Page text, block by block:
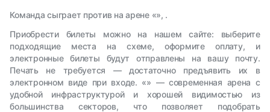
Команда сыграет против на арене «», .
Приобрести билеты можно на нашем сайте: выберите
подходящие места на схеме, оформите оплату, и
электронные билеты будут отправлены на вашу почту.
Печать не требуется — достаточно предъявить их в
электронном виде при входе. «» — современная арена с
удобной инфраструктурой и хорошей видимостью из
большинства секторов, что позволяет подобрать